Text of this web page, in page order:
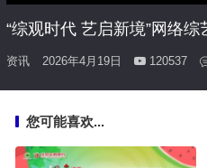
“综观时代 艺启新境”网络
资讯 2026年4月19日 120537
您可能喜欢...